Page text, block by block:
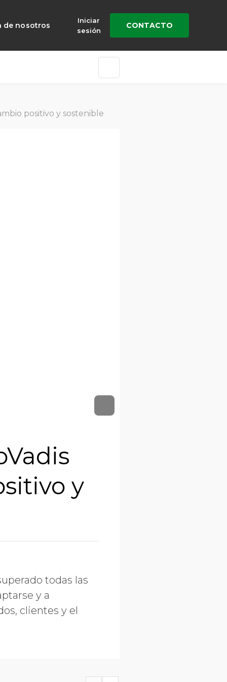
de nosotros
Iniciar
sesión
CONTACTO
positivo y sostenible
y
todas las
y a
clientes y el